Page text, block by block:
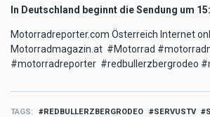
In Deutschland beginnt die Sendung um
Motorradreporter.com Österreich Internet
Motorradmagazin.at #Motorrad
#motorradreporter #redbullerzbergrodeo
TAGS REDBULLERZBERGRODEO SERVUSTV